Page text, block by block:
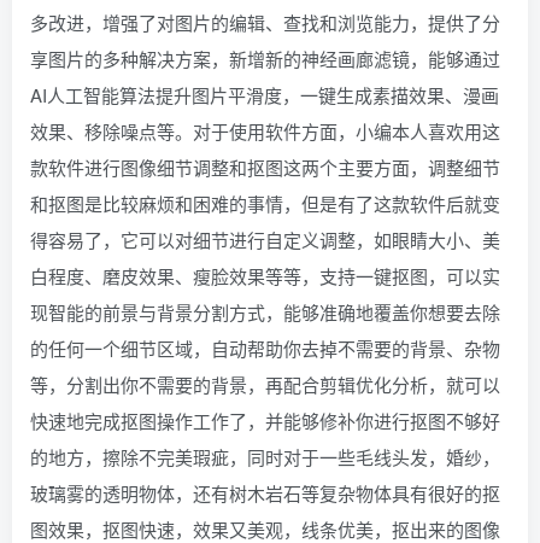
多改进，增强了对图片的编辑、查找和浏览能力，提供了分
享图片的多种解决方案，新增新的神经画廊滤镜，能够通过
AI人工智能算法提升图片平滑度，一键生成素描效果、漫画
效果、移除噪点等。对于使用软件方面，小编本人喜欢用这
款软件进行图像细节调整和抠图这两个主要方面，调整细节
和抠图是比较麻烦和困难的事情，但是有了这款软件后就变
得容易了，它可以对细节进行自定义调整，如眼睛大小、美
白程度、磨皮效果、瘦脸效果等等，支持一键抠图，可以实
现智能的前景与背景分割方式，能够准确地覆盖你想要去除
的任何一个细节区域，自动帮助你去掉不需要的背景、杂物
等，分割出你不需要的背景，再配合剪辑优化分析，就可以
快速地完成抠图操作工作了，并能够修补你进行抠图不够好
的地方，擦除不完美瑕疵，同时对于一些毛线头发，婚纱，
玻璃雾的透明物体，还有树木岩石等复杂物体具有很好的抠
图效果，抠图快速，效果又美观，线条优美，抠出来的图像